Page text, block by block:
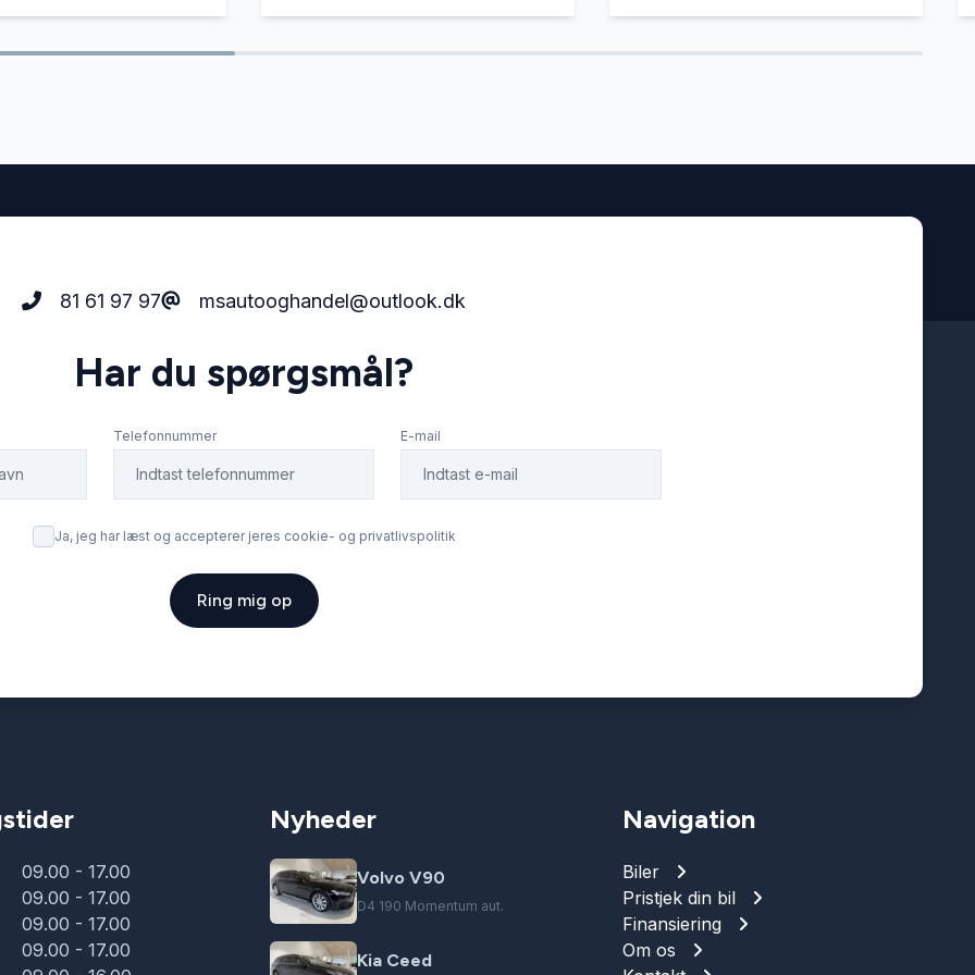
81 61 97 97 msautooghandel@outlook.dk
Har du spørgsmål?
Telefonnummer E-mail
Ja, jeg har læst og accepterer jeres cookie- og privatlivspolitik
Ring mig op
09.00 - 17.00
09.00 - 17.00
09.00 - 17.00
09.00 - 17.00
Nyheder
Volvo V90
D4 190 Momentum aut.
Kia Ceed
Navigation
Biler
Pristjek din bil
Finansiering
Om os